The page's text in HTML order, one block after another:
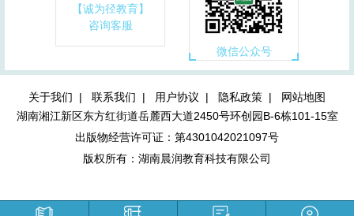
【诚为径教育】
咨询客服
微信公众号
关于我们 | 联系我们 | 用户协议 | 隐私政策 |
网站地图
湖南湘江新区东方红街道岳麓西大道2450号环创园B-6栋101-15室
出版物经营许可证：第4301042021097号
版权所有：湖南晨润教育科技有限公司